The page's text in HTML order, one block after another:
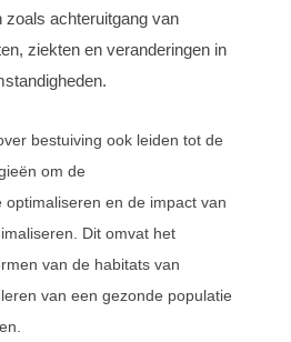
zoals achteruitgang van
ziekten en veranderingen in
bestuiving ook leiden tot de
om de
optimaliseren en de impact van
Dit omvat het
van de habitats van
van een gezonde populatie